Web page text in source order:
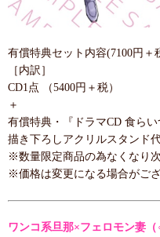
有償特典セット内容(7100円＋
［内訳］
CD1点 （5400円＋税）
＋
有償特典・『ドラマCD 食ら
描き下ろしアクリルスタンド
※数量限定商品の為なくなり
※価格は変更になる場合がござ
ワンコ系旦那×フェロモン妻